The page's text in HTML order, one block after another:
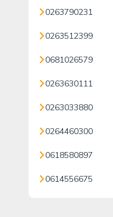
0263790231
0263512399
0681026579
0263630111
0263033880
0264460300
0618580897
0614556675